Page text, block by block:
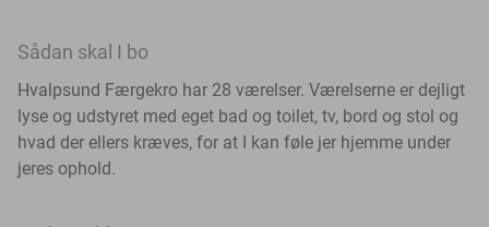
Sådan skal I bo
Hvalpsund Færgekro har 28 værelser. Værelserne er dejligt
lyse og udstyret med eget bad og toilet, tv, bord og stol og
hvad der ellers kræves, for at I kan føle jer hjemme under
jeres ophold.